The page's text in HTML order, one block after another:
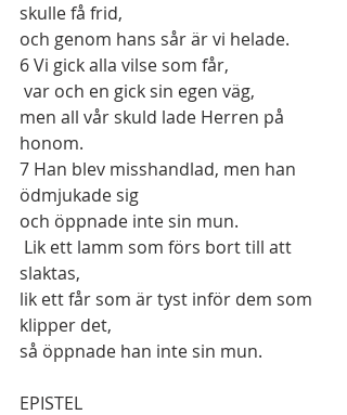
skulle få frid,
och genom hans sår är vi helade.
6 Vi gick alla vilse som får,
var och en gick sin egen väg,
men all vår skuld lade Herren på
honom.
7 Han blev misshandlad, men han
ödmjukade sig
och öppnade inte sin mun.
slaktas,
lik ett får som är tyst inför dem som
klipper det,
så öppnade han inte sin mun.
EPISTEL